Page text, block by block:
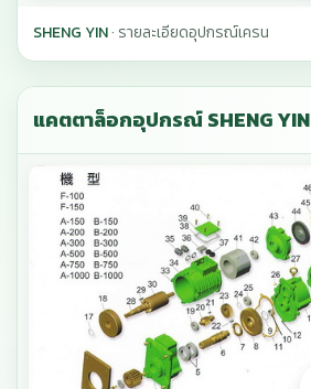
SHENG YIN· รายละเอียดอุปกรณ์เครน
แคตตาล็อกอุปกรณ์ SHENG YIN